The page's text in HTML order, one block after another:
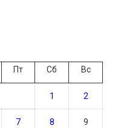
Пт Сб Вс
1 2
7 8 9